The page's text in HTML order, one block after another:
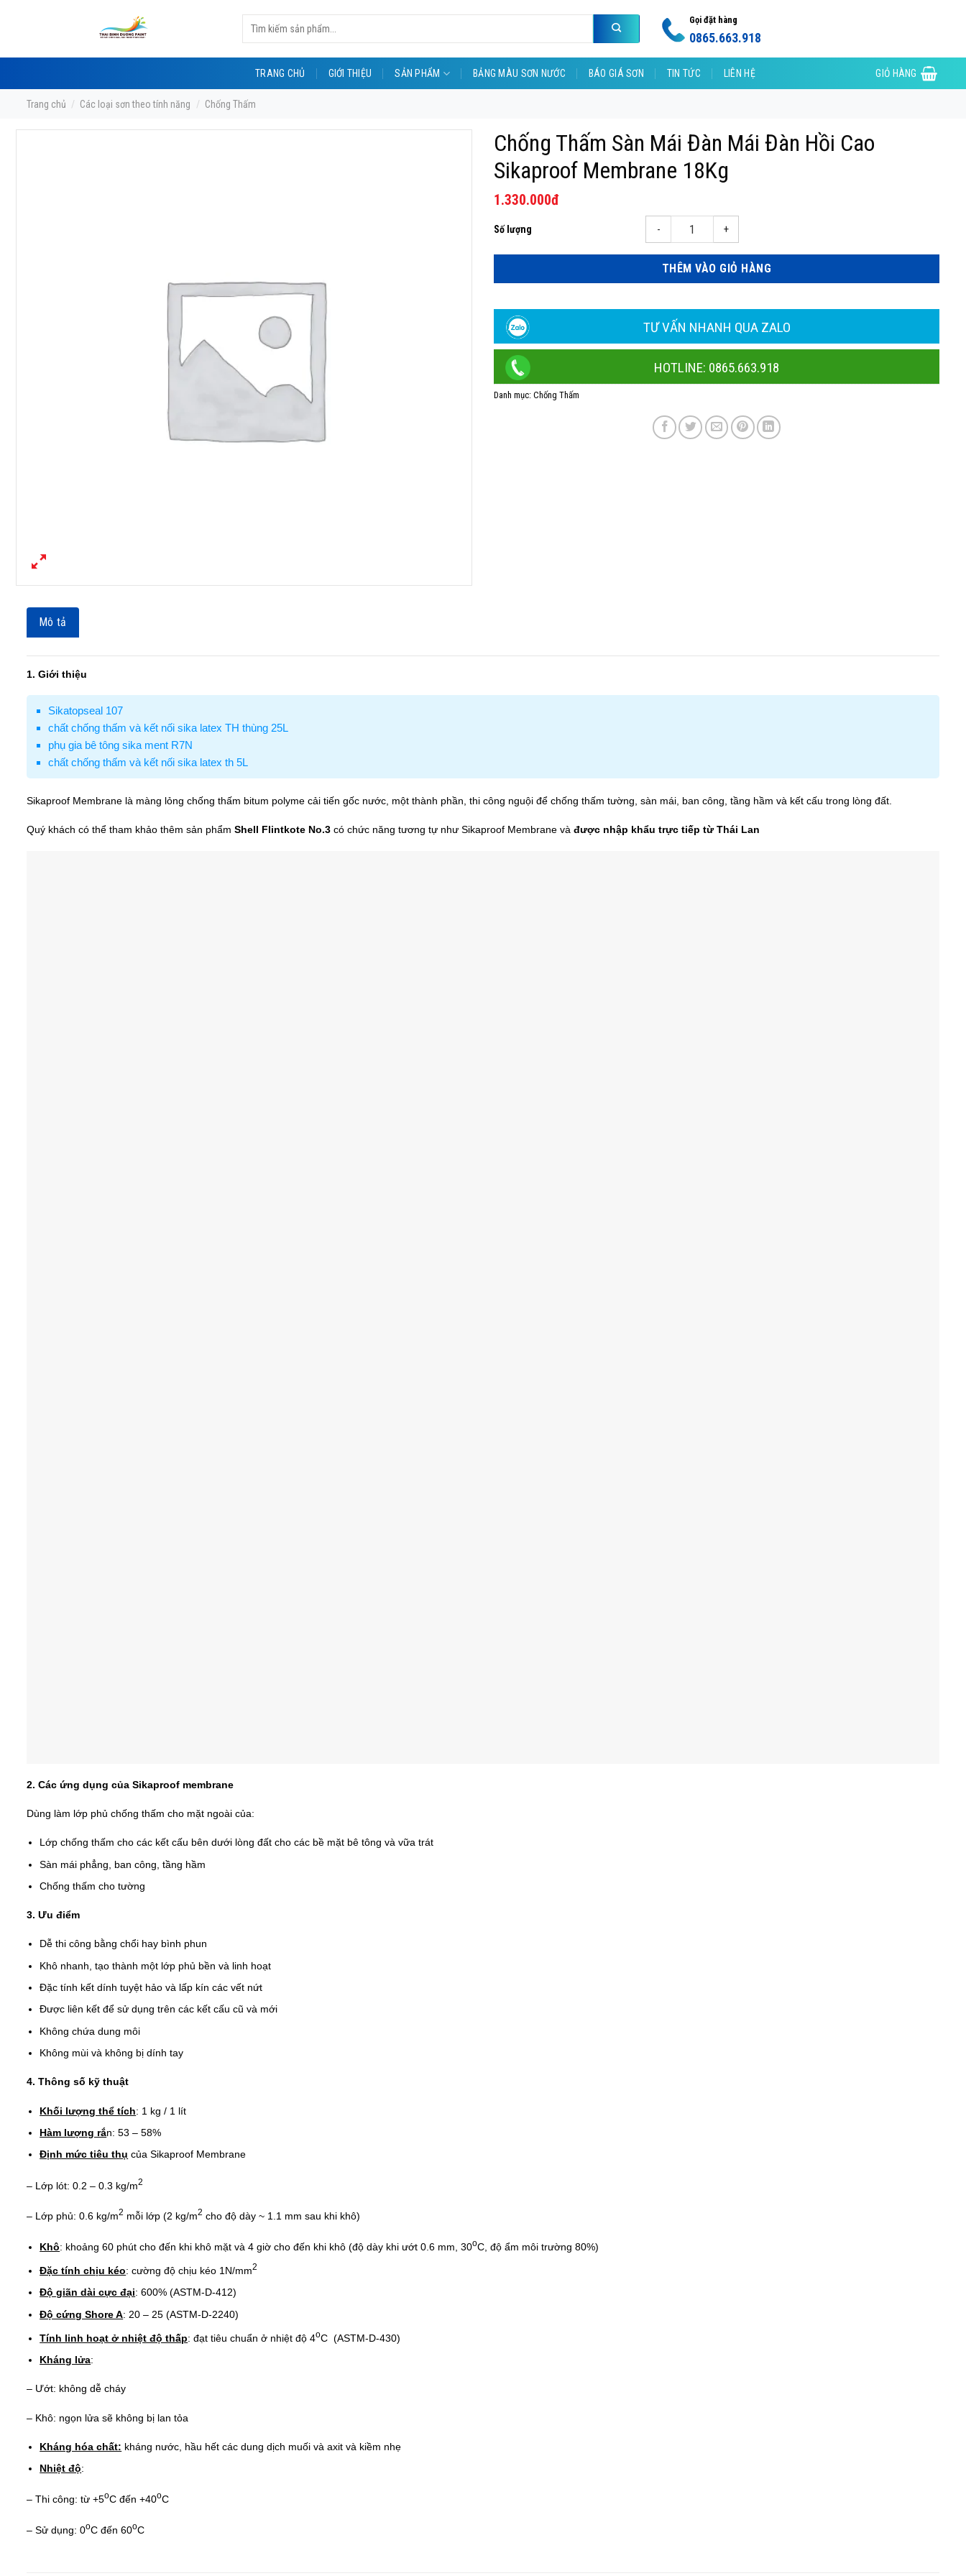
Tìm
kiếm:
Gọi đặt hàng
0865.663.918
TRANG CHỦ GIỚI THIỆU SẢN PHẨM BẢNG MÀU SƠN NƯỚC BÁO GIÁ SƠN TIN TỨC LIÊN HỆ GIỎ HÀNG
Trang chủ / Các loại sơn theo tính năng / Chống Thấm
Chống Thấm Sàn Mái Đàn Mái Đàn Hồi Cao
Sikaproof Membrane 18Kg
1.330.000đ
chống thấm sàn mái đàn mái đàn hồi cao sikaproof membrane 18Kg số lượng
THÊM VÀO GIỎ HÀNG
TƯ VẤN NHANH QUA ZALO
HOTLINE: 0865.663.918
Danh mục: Chống Thấm
Mô tả
1. Giới thiệu
Sikatopseal 107
chất chống thấm và kết nối sika latex TH thùng 25L
phụ gia bê tông sika ment R7N
chất chống thấm và kết nối sika latex th 5L
Sikaproof Membrane là màng lỏng chống thấm bitum polyme cải tiến gốc nước, một thành phần, thi công nguội để chống thấm tường, sàn mái, ban công, tầng hầm và kết cấu trong lòng đất.
Quý khách có thể tham khảo thêm sản phẩm Shell Flintkote No.3 có chức năng tương tự như Sikaproof Membrane và được nhập khẩu trực tiếp từ Thái Lan
2. Các ứng dụng của Sikaproof membrane
Dùng làm lớp phủ chống thấm cho mặt ngoài của:
Lớp chống thấm cho các kết cấu bên dưới lòng đất cho các bề mặt bê tông và vữa trát
Sàn mái phẳng, ban công, tầng hầm
Chống thấm cho tường
3. Ưu điểm
Dễ thi công bằng chổi hay bình phun
Khô nhanh, tạo thành một lớp phủ bền và linh hoạt
Đặc tính kết dính tuyệt hảo và lấp kín các vết nứt
Được liên kết để sử dụng trên các kết cấu cũ và mới
Không chứa dung môi
Không mùi và không bị dính tay
4. Thông số kỹ thuật
Khối lượng thể tích: 1 kg / 1 lít
Hàm lượng rắn: 53 – 58%
Định mức tiêu thụ của Sikaproof Membrane
– Lớp lót: 0.2 – 0.3 kg/m2
– Lớp phủ: 0.6 kg/m2 mỗi lớp (2 kg/m2 cho độ dày ~ 1.1 mm sau khi khô)
Khô: khoảng 60 phút cho đến khi khô mặt và 4 giờ cho đến khi khô (độ dày khi ướt 0.6 mm, 30oC, độ ẩm môi trường 80%)
Đặc tính chịu kéo: cường độ chịu kéo 1N/mm2
Độ giãn dài cực đại: 600% (ASTM-D-412)
Độ cứng Shore A: 20 – 25 (ASTM-D-2240)
Tính linh hoạt ở nhiệt độ thấp: đạt tiêu chuẩn ở nhiệt độ 4oC (ASTM-D-430)
Kháng lửa:
– Ướt: không dễ cháy
– Khô: ngọn lửa sẽ không bị lan tỏa
Kháng hóa chất: kháng nước, hầu hết các dung dịch muối và axit và kiềm nhẹ
Nhiệt độ:
– Thi công: từ +5oC đến +40oC
– Sử dụng: 0oC đến 60oC